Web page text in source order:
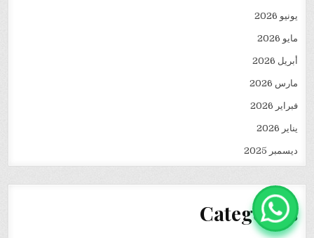
يونيو 2026
مايو 2026
أبريل 2026
مارس 2026
فبراير 2026
يناير 2026
ديسمبر 2025
Categories